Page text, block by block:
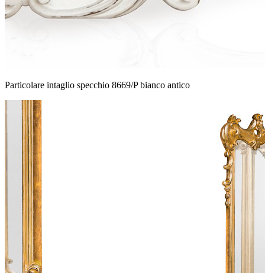
Particolare intaglio specchio 8669/P bianco antico